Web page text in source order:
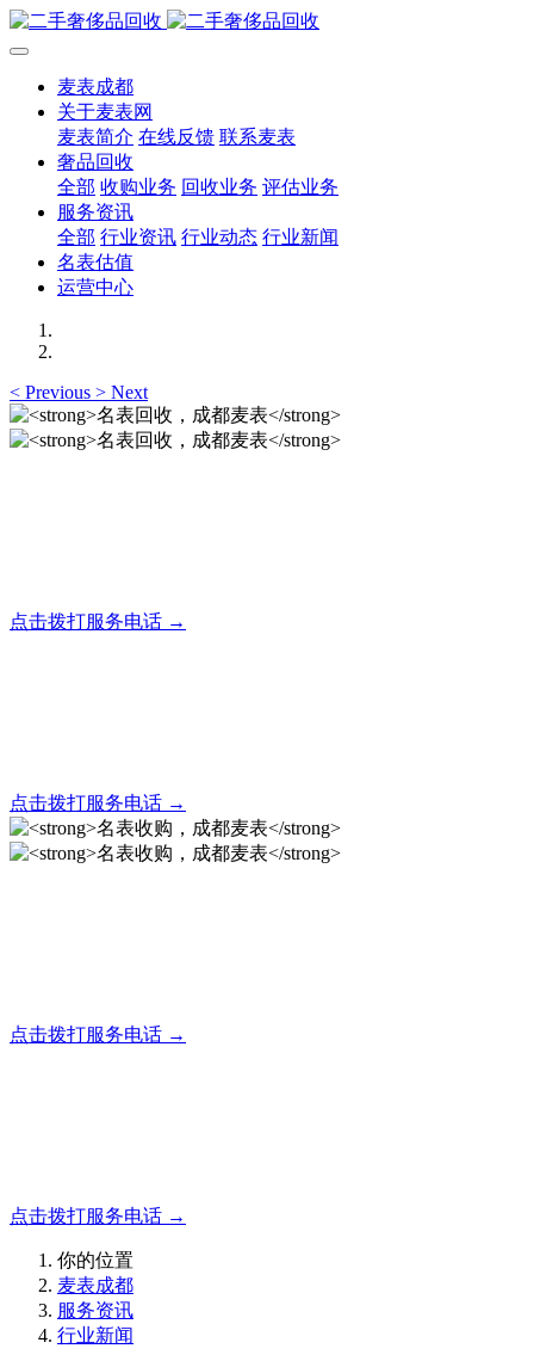
麦表成都
关于麦表网
麦表简介 在线反馈 联系麦表
奢品回收
全部 收购业务 回收业务 评估业务
服务资讯
全部 行业资讯 行业动态 行业新闻
名表估值
运营中心
< Previous > Next
点击拨打服务电话 →
点击拨打服务电话 →
点击拨打服务电话 →
点击拨打服务电话 →
你的位置
麦表成都
服务资讯
行业新闻